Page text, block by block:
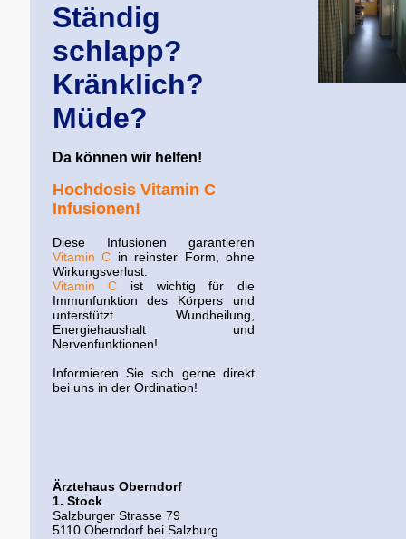
Ständig
schlapp?
Kränklich?
Müde?
Da können wir helfen!
Hochdosis Vitamin C
Infusionen!
Diese Infusionen garantieren
Vitamin C in reinster Form, ohne
Wirkungsverlust.
Vitamin C
ist wichtig für die
Immunfunktion des Körpers und
unterstützt Wundheilung,
Energiehaushalt und
Nervenfunktionen!
Informieren Sie sich gerne direkt
bei uns in der Ordination!
Ärztehaus Oberndorf
1. Stock
Salzburger Strasse 79
5110 Oberndorf bei Salzburg